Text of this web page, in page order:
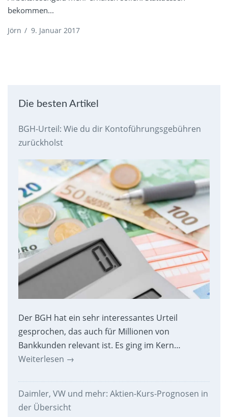
bekommen...
Jörn / 9. Januar 2017
Die besten Artikel
BGH-Urteil: Wie du dir Kontoführungsgebühren
zurückholst
Der BGH hat ein sehr interessantes Urteil
gesprochen, das auch für Millionen von
Bankkunden relevant ist. Es ging im Kern…
Weiterlesen →
Daimler, VW und mehr: Aktien-Kurs-Prognosen in
der Übersicht